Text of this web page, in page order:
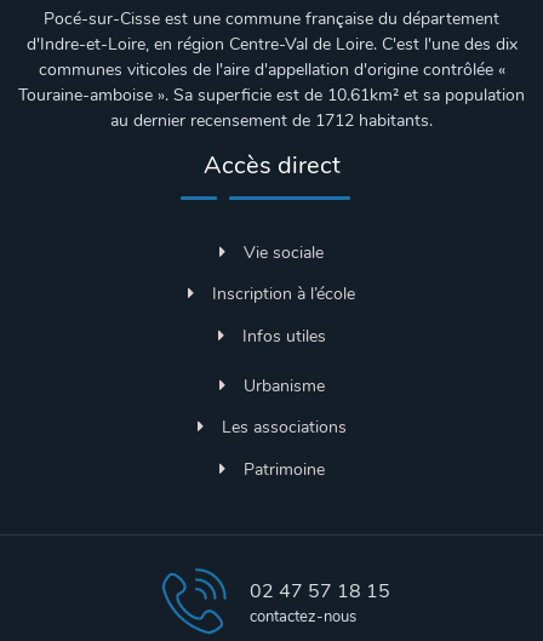
Pocé-sur-Cisse est une commune française du département
d'Indre-et-Loire, en région Centre-Val de Loire. C'est l'une des dix
communes viticoles de l'aire d'appellation d'origine contrôlée «
Touraine-amboise ». Sa superficie est de 10.61km² et sa population
au dernier recensement de 1712 habitants.
Accès direct
Vie sociale
Inscription à l’école
Infos utiles
Urbanisme
Les associations
Patrimoine
02 47 57 18 15
contactez-nous